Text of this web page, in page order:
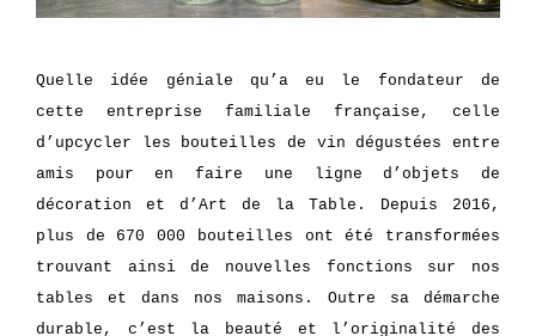
Quelle idée géniale qu’a eu le fondateur de
cette entreprise familiale française, celle
d’upcycler les bouteilles de vin dégustées entre
amis pour en faire une ligne d’objets de
décoration et d’Art de la Table. Depuis 2016,
plus de 670 000 bouteilles ont été transformées
trouvant ainsi de nouvelles fonctions sur nos
tables et dans nos maisons. Outre sa démarche
durable, c’est la beauté et l’originalité des